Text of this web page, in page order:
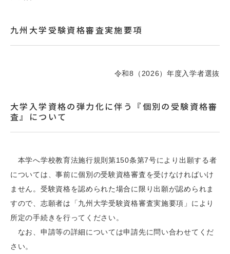
九州大学受験資格審査実施要項
令和8（2026）年度入学者選抜
大学入学資格の弾力化に伴う『個別の受験資格審
査』について
本学へ学校教育法施行規則第150条第7号により出願する者
については、事前に個別の受験資格審査を受けなければいけ
ません。受験資格を認められた場合に限り出願が認められま
すので、志願者は「九州大学受験資格審査実施要項」により
所定の手続きを行ってください。
なお、申請等の詳細については申請先に問い合わせてくだ
さい。